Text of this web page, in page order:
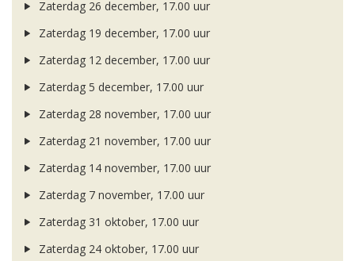
Zaterdag 26 december, 17.00 uur
Zaterdag 19 december, 17.00 uur
Zaterdag 12 december, 17.00 uur
Zaterdag 5 december, 17.00 uur
Zaterdag 28 november, 17.00 uur
Zaterdag 21 november, 17.00 uur
Zaterdag 14 november, 17.00 uur
Zaterdag 7 november, 17.00 uur
Zaterdag 31 oktober, 17.00 uur
Zaterdag 24 oktober, 17.00 uur